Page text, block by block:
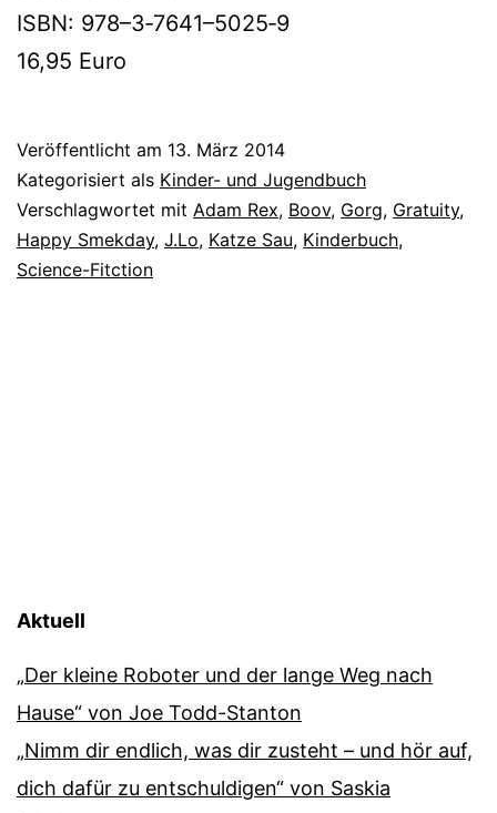
ISBN: 978–3‑7641–5025‑9
16,95 Euro
Veröffentlicht am 13. März 2014
Kategorisiert als Kinder- und Jugendbuch
Verschlagwortet mit Adam Rex, Boov, Gorg, Gratuity,
Happy Smekday, J.Lo, Katze Sau, Kinderbuch,
Science-Fitction
Aktuell
„Der kleine Roboter und der lange Weg nach
Hause“ von Joe Todd-Stanton
„Nimm dir endlich, was dir zusteht – und hör auf,
dich dafür zu entschuldigen“ von Saskia